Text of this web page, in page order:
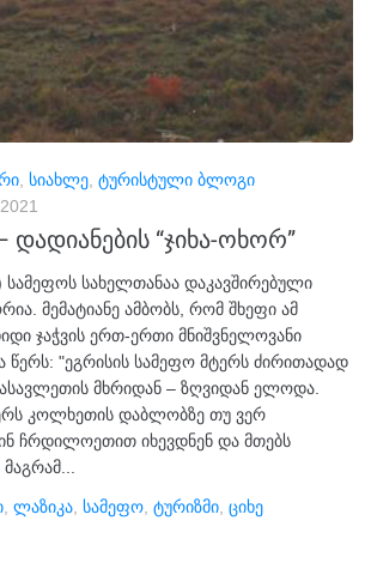
სიახლე ტურისტული ბლოგი
დადიანების “ჯიხა-ოხორ”
სამეფოს სახელთანაა დაკავშირებული
მემატიანე ამბობს, რომ შხეფი ამ
ჯაჭვის ერთ-ერთი მნიშვნელოვანი
"ეგრისის სამეფო მტერს ძირითადად
მხრიდან – ზღვიდან ელოდა.
კოლხეთის დაბლობზე თუ ვერ
ჩრდილოეთით იხევდნენ და მთებს
Ლაზიკა Სამეფო Ტურიზმი Ციხე